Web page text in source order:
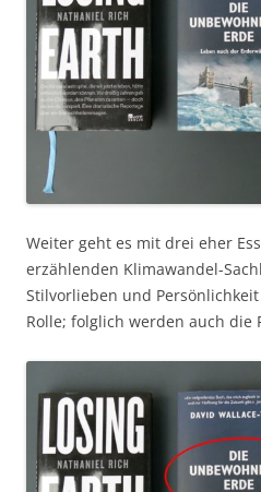
Weiter geht es mit drei eher
erzählenden Klimawandel-
Stilvorlieben und
Rolle; folglich werden auch die